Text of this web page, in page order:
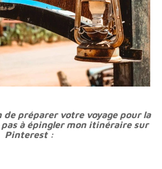
de préparer votre voyage pour la
à épingler mon itinéraire sur
Pinterest :